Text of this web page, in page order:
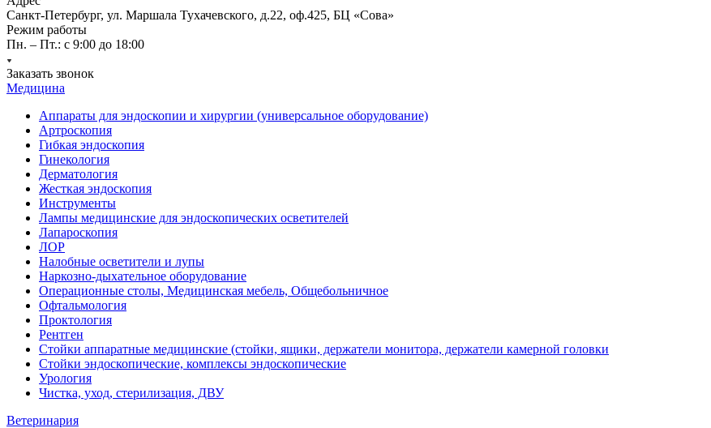
Санкт-Петербург, ул. Маршала Тухачевского, д.22, оф.425, БЦ «Сова»
Режим работы
Пн. – Пт.: с 9:00 до 18:00
Заказать звонок
Медицина
Аппараты для эндоскопии и хирургии (универсальное оборудование)
Артроскопия
Гибкая эндоскопия
Гинекология
Дерматология
Жесткая эндоскопия
Инструменты
Лампы медицинские для эндоскопических осветителей
Лапароскопия
ЛОР
Налобные осветители и лупы
Наркозно-дыхательное оборудование
Операционные столы, Медицинская мебель, Общебольничное
Офтальмология
Проктология
Рентген
Стойки аппаратные медицинские (стойки, ящики, держатели монитора, держатели камерной головки
Стойки эндоскопические, комплексы эндоскопические
Урология
Чистка, уход, стерилизация, ДВУ
Ветеринария